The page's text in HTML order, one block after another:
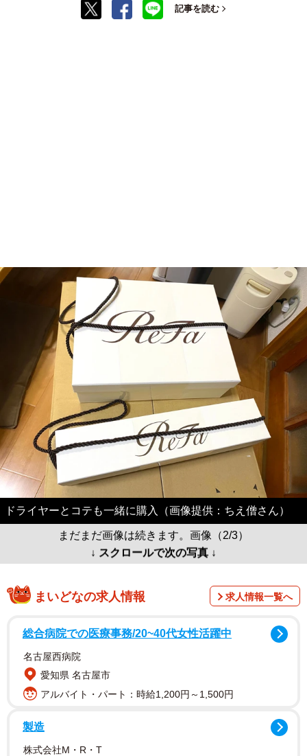
記事を読む
ドライヤーとコテも一緒に購入（画像提供：ちえ僧さん）
まだまだ画像は続きます。画像（2/3）
↓ スクロールで次の写真 ↓
まいどなの求人情報 求人情報一覧へ
総合病院での医療事務/20~40代女性活躍中
名古屋西病院
愛知県 名古屋市
アルバイト・パート：時給1,200円～1,500円
製造
株式会社M・R・T